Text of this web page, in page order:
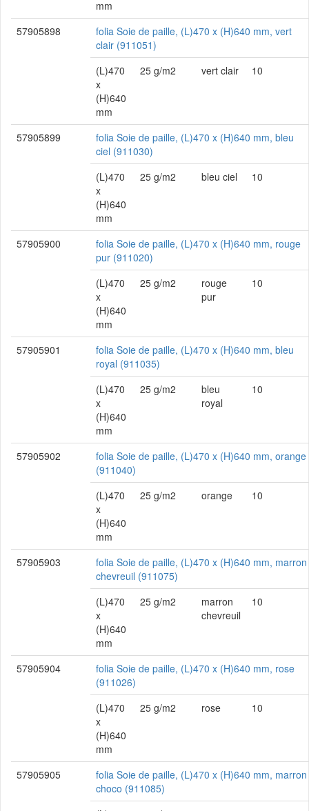
mm
57905898
folia Soie de paille, (L)470 x (H)640 mm, vert
clair (911051)
(L)470
x
(H)640
mm
25 g/m2 vert clair 10
57905899
folia Soie de paille, (L)470 x (H)640 mm, bleu
ciel (911030)
(L)470
x
(H)640
mm
25 g/m2 bleu ciel 10
57905900
folia Soie de paille, (L)470 x (H)640 mm, rouge
pur (911020)
(L)470
x
(H)640
mm
25 g/m2
rouge
pur
10
57905901
folia Soie de paille, (L)470 x (H)640 mm, bleu
royal (911035)
(L)470
x
(H)640
mm
25 g/m2
bleu
royal
10
57905902
folia Soie de paille, (L)470 x (H)640 mm, orange
(911040)
(L)470
x
(H)640
mm
25 g/m2 orange 10
57905903
folia Soie de paille, (L)470 x (H)640 mm, marron
chevreuil (911075)
(L)470
x
(H)640
mm
25 g/m2
marron
chevreuil
10
57905904
folia Soie de paille, (L)470 x (H)640 mm, rose
(911026)
(L)470
x
(H)640
mm
25 g/m2 rose 10
57905905
folia Soie de paille, (L)470 x (H)640 mm, marron
choco (911085)